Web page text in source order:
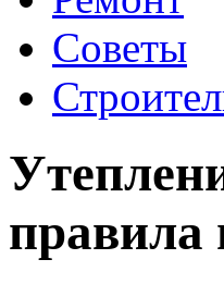
Советы
правила